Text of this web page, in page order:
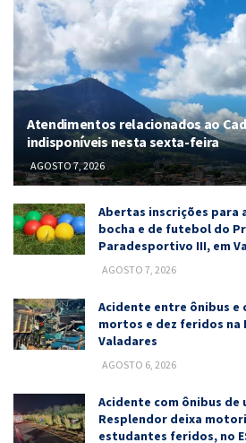
Atendimentos relacionados ao
indisponíveis nesta sexta-feira
AGOSTO 7, 2026
Abertas inscrições para
bocha e de futebol do
Paradesportivo III, em
AGOSTO 7, 2026
Acidente entre ônibus e
mortos e dez feridos na
Valadares
AGOSTO 6, 2026
Acidente com ônibus
Resplendor deixa
estudantes feridos, no